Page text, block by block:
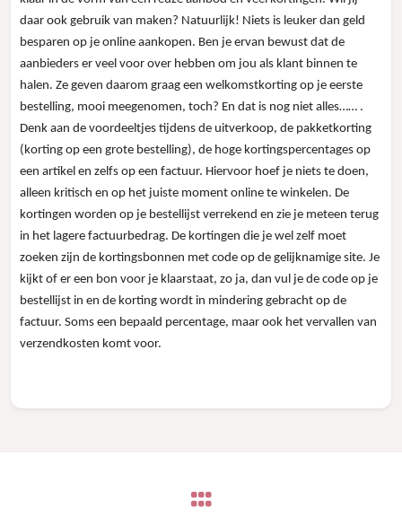
daar ook gebruik van maken? Natuurlijk! Niets is leuker dan geld
besparen op je online aankopen. Ben je ervan bewust dat de
aanbieders er veel voor over hebben om jou als klant binnen te
halen. Ze geven daarom graag een welkomstkorting op je eerste
bestelling, mooi meegenomen, toch? En dat is nog niet alles…… .
Denk aan de voordeeltjes tijdens de uitverkoop, de pakketkorting
(korting op een grote bestelling), de hoge kortingspercentages op
een artikel en zelfs op een factuur. Hiervoor hoef je niets te doen,
alleen kritisch en op het juiste moment online te winkelen. De
kortingen worden op je bestellijst verrekend en zie je meteen terug
in het lagere factuurbedrag. De kortingen die je wel zelf moet
zoeken zijn de kortingsbonnen met code op de gelijknamige site. Je
kijkt of er een bon voor je klaarstaat, zo ja, dan vul je de code op je
bestellijst in en de korting wordt in mindering gebracht op de
factuur. Soms een bepaald percentage, maar ook het vervallen van
verzendkosten komt voor.